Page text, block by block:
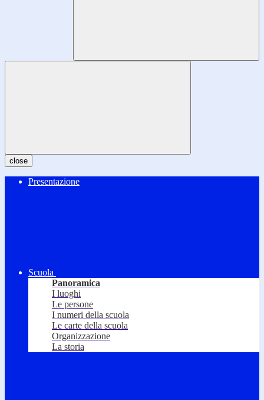
close
Presentazione
Scuola
Panoramica
I luoghi
Le persone
I numeri della scuola
Le carte della scuola
Organizzazione
La storia